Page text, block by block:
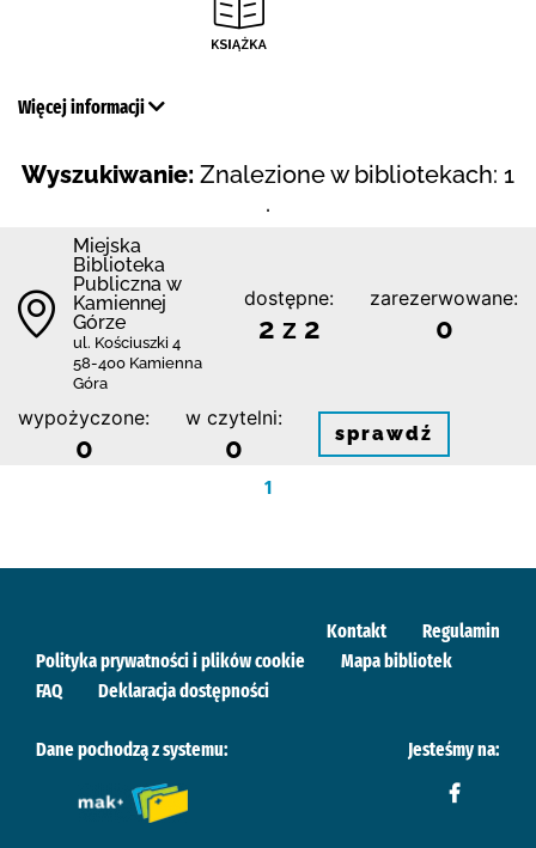
Więcej informacji
Wyszukiwanie: Znalezione w bibliotekach: 1
.
Miejska
Biblioteka
Publiczna w
Kamiennej
Górze
ul. Kościuszki 4
58-400 Kamienna
Góra
dostępne:
2 z 2
zarezerwowane:
0
wypożyczone:
0
w czytelni:
0 sprawdź
1
Kontakt
Regulamin
Polityka prywatności i plików cookie
Mapa bibliotek
FAQ
Deklaracja dostępności
Dane pochodzą z systemu: Jesteśmy na: